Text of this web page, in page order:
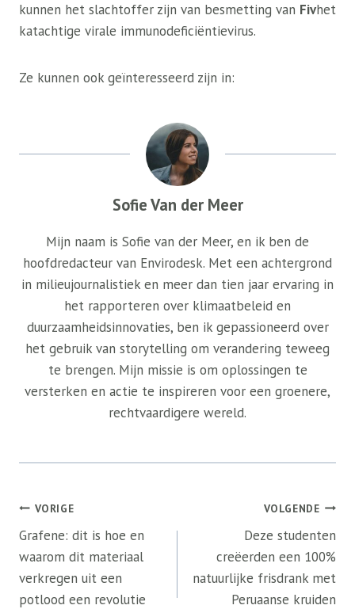
kunnen het slachtoffer zijn van besmetting van Fivhet
katachtige virale immunodeficiëntievirus.
Ze kunnen ook geïnteresseerd zijn in:
Sofie Van der Meer
Mijn naam is Sofie van der Meer, en ik ben de
hoofdredacteur van Envirodesk. Met een achtergrond
in milieujournalistiek en meer dan tien jaar ervaring in
het rapporteren over klimaatbeleid en
duurzaamheidsinnovaties, ben ik gepassioneerd over
het gebruik van storytelling om verandering teweeg
te brengen. Mijn missie is om oplossingen te
versterken en actie te inspireren voor een groenere,
rechtvaardigere wereld.
Bericht
navigatie
VORIGE
Grafene: dit is hoe en
waarom dit materiaal
verkregen uit een
potlood een revolutie
VOLGENDE
Deze studenten
creëerden een 100%
natuurlijke frisdrank met
Peruaanse kruiden